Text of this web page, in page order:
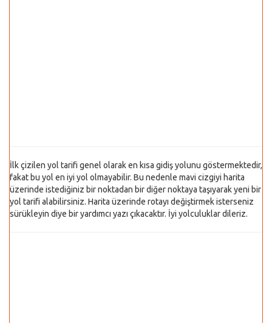
İlk çizilen yol tarifi genel olarak en kısa gidiş yolunu göstermektedir,
fakat bu yol en iyi yol olmayabilir. Bu nedenle mavi cizgiyi harita
üzerinde istediğiniz bir noktadan bir diğer noktaya taşıyarak yeni bir
yol tarifi alabilirsiniz. Harita üzerinde rotayı değiştirmek isterseniz
sürükleyin diye bir yardımcı yazı çıkacaktır. İyi yolculuklar dileriz.